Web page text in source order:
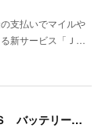
支払いでマイルや
新サービス「Ｊ…
【環 境】ＪＦＥエンジニアリングとＳＭＡＳ バッテリー交換式ＥＶの社会実装で提携